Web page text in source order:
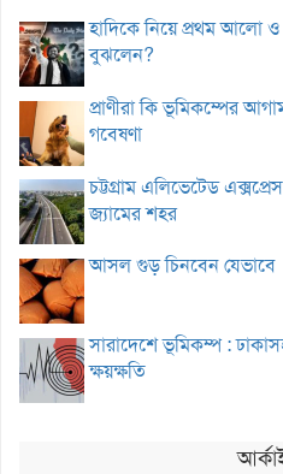
হাদিকে নিয়ে প্রথম আলো ও
বুঝলেন?
প্রাণীরা কি ভূমিকম্পের
গবেষণা
চট্টগ্রাম এলিভেটেড
জ্যামের শহর
আসল গুড় চিনবেন যেভাবে
সারাদেশে ভূমিকম্প :
ক্ষয়ক্ষতি